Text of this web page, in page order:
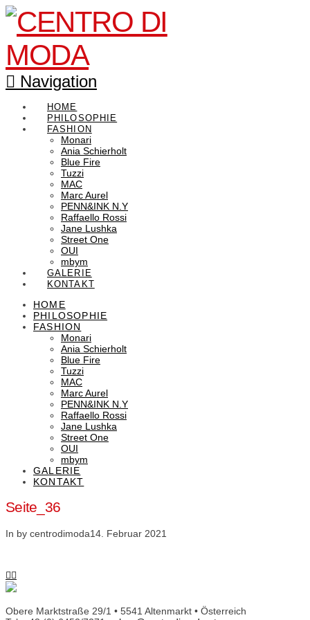
Navigation
HOME
PHILOSOPHIE
FASHION
Monari
Ania Schierholt
Blue Fire
Tuzzi
MAC
Marc Aurel
PENN&INK N.Y
Raffaello Rossi
Jane Lushka
Street One
OUI
mbym
GALERIE
KONTAKT
HOME
PHILOSOPHIE
FASHION
Monari
Ania Schierholt
Blue Fire
Tuzzi
MAC
Marc Aurel
PENN&INK N.Y
Raffaello Rossi
Jane Lushka
Street One
OUI
mbym
GALERIE
KONTAKT
Seite_36
In by centrodimoda14. Februar 2021
Obere Marktstraße 29/1 • 5541 Altenmarkt • Österreich